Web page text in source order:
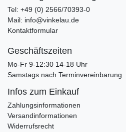
Tel: +49 (0) 2566/70393-0
Mail: info@vinkelau.de
Kontaktformular
Geschäftszeiten
Mo-Fr 9-12:30 14-18 Uhr
Samstags nach Terminvereinbarung
Infos zum Einkauf
Zahlungsinformationen
Versandinformationen
Widerrufsrecht